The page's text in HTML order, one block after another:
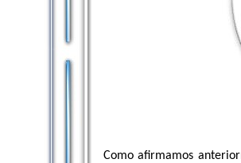
Como afirmamos